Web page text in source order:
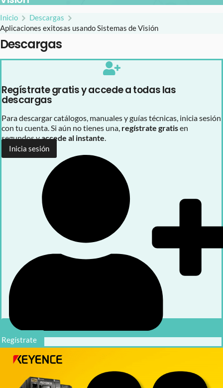
Inicio
Descargas
Aplicaciones exitosas usando Sistemas de Visión
Descargas
Regístrate gratis y accede a todas las
descargas
Para descargar catálogos, manuales y guías técnicas, inicia sesión
con tu cuenta. Si aún no tienes una, regístrate gratisen
segundos yaccede al instante.
Inicia sesión
Regístrate